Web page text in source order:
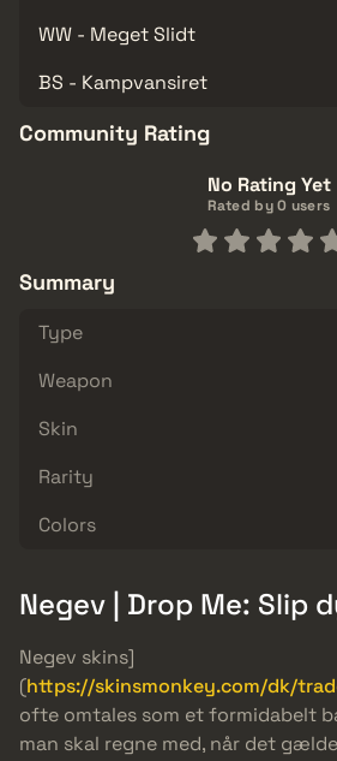
WW - Meget Slidt
BS - Kampvansiret
Community Rating
No Rating Yet
Rated by 0 users
Summary
Type
Weapon
Skin
Rarity
Colors
Negev | Drop Me: Slip
Negev skins]
(https://skinsmonkey.com/dk/
ofte omtales som et formidabelt
man skal regne med, når det